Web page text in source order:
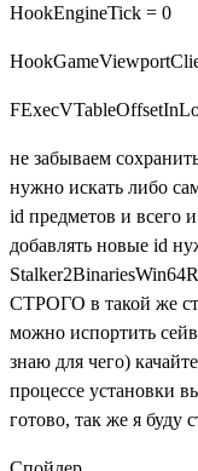
HookEngineTick = 0
не забываем
нужно искать либо
id предметов и всего
добавлять новые id
СТРОГО в такой же
можно испортить
знаю для чего)
процессе установки
готово, так же я буду